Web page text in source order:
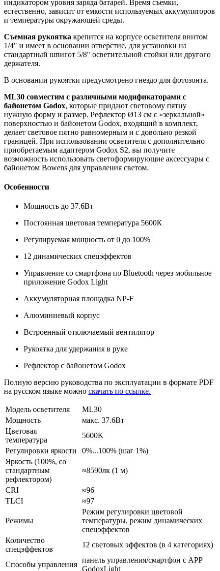
индикатором уровня заряда батарей. Время съемки,
естественно, зависит от емкости используемых аккумуляторов
и температуры окружающей среды.
Съемная рукоятка крепится на корпусе осветителя винтом
1/4" и имеет в основании отверстие, для установки на
стандартный шпигот 5/8" осветительной стойки или другого
держателя.
В основании рукоятки предусмотрено гнездо для фотозонта.
ML30 совместим с различными модификаторами с
байонетом Godox, которые придают световому пятну
нужную форму и размер. Рефлектор Ø13 см с «зеркальной»
поверхностью и байонетом Godox, входящий в комплект,
делает световое пятно равномерным и с довольно резкой
границей. При использовании осветителя с дополнительно
приобретаемым адаптером Godox S2, вы получите
возможность использовать светоформирующие аксессуары с
байонетом Bowens для управления светом.
Особенности
Мощность до 37.6Вт
Постоянная цветовая температура 5600К
Регулируемая мощность от 0 до 100%
12 динамических спецэффектов
Управление со смартфона по Bluetooth через мобильное
приложение Godox Light
Аккумуляторная площадка NP-F
Алюминиевый корпус
Встроенный отключаемый вентилятор
Рукоятка для удержания в руке
Рефлектор с байонетом Godox
Полную версию руководства по эксплуатации в формате PDF
на русском языке можно скачать по ссылке.
Модель осветителя
ML30
Мощность
макс. 37.6Вт
Цветовая
температура
5600K
Регулировки яркости
0%...100% (шаг 1%)
Яркость (100%, со
стандартным
рефлектором)
≈8590лк (1 м)
CRI
≈96
TLCI
≈97
Режимы
Режим регулировки цветовой
температуры, режим динамических
спецэффектов
Количество
спецэффектов
12 световых эффектов (в 4 категориях)
Способы управления
панель управления/смартфон с APP
GodoxLight